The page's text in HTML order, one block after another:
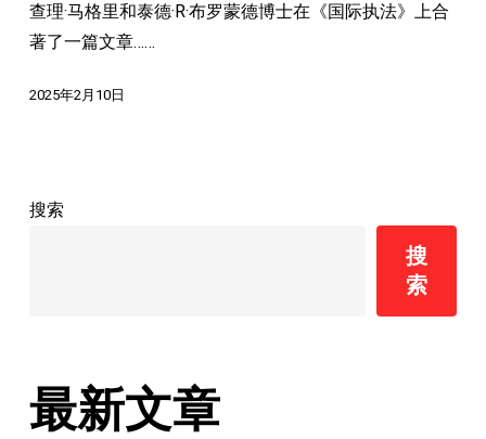
的
银
通
工
具，
查理·马格里和泰德·R·布罗蒙德博士在《国际执法》上合
著了一篇文章……
2025年2月10日
搜索
搜
索
最新文章